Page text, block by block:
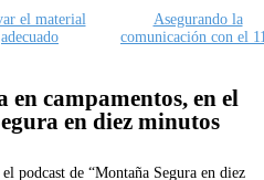
el material
adecuado
Asegurando la
comunicación con el
en campamentos, en el
en diez minutos
podcast de “Montaña Segura en diez